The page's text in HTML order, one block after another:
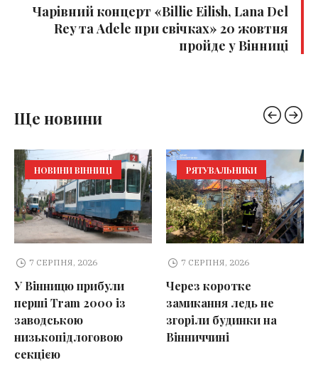
Чарівний концерт «Billie Eilish, Lana Del
Rey та Adele при свічках» 20 жовтня
пройде у Вінниці
Ще новини
НОВИНИ ВІННИЦІ
7 СЕРПНЯ, 2026
У Вінницю прибули
перші Tram 2000 із
заводською
низькопідлоговою
секцією
РЯТУВАЛЬНИКИ
7 СЕРПНЯ, 2026
Через коротке
замикання ледь не
згоріли будинки на
Вінниччині